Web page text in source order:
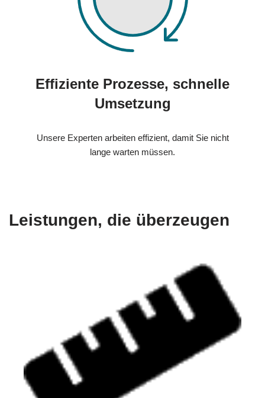
Effiziente Prozesse, schnelle
Umsetzung
Unsere Experten arbeiten effizient, damit Sie nicht
lange warten müssen.
Leistungen, die überzeugen